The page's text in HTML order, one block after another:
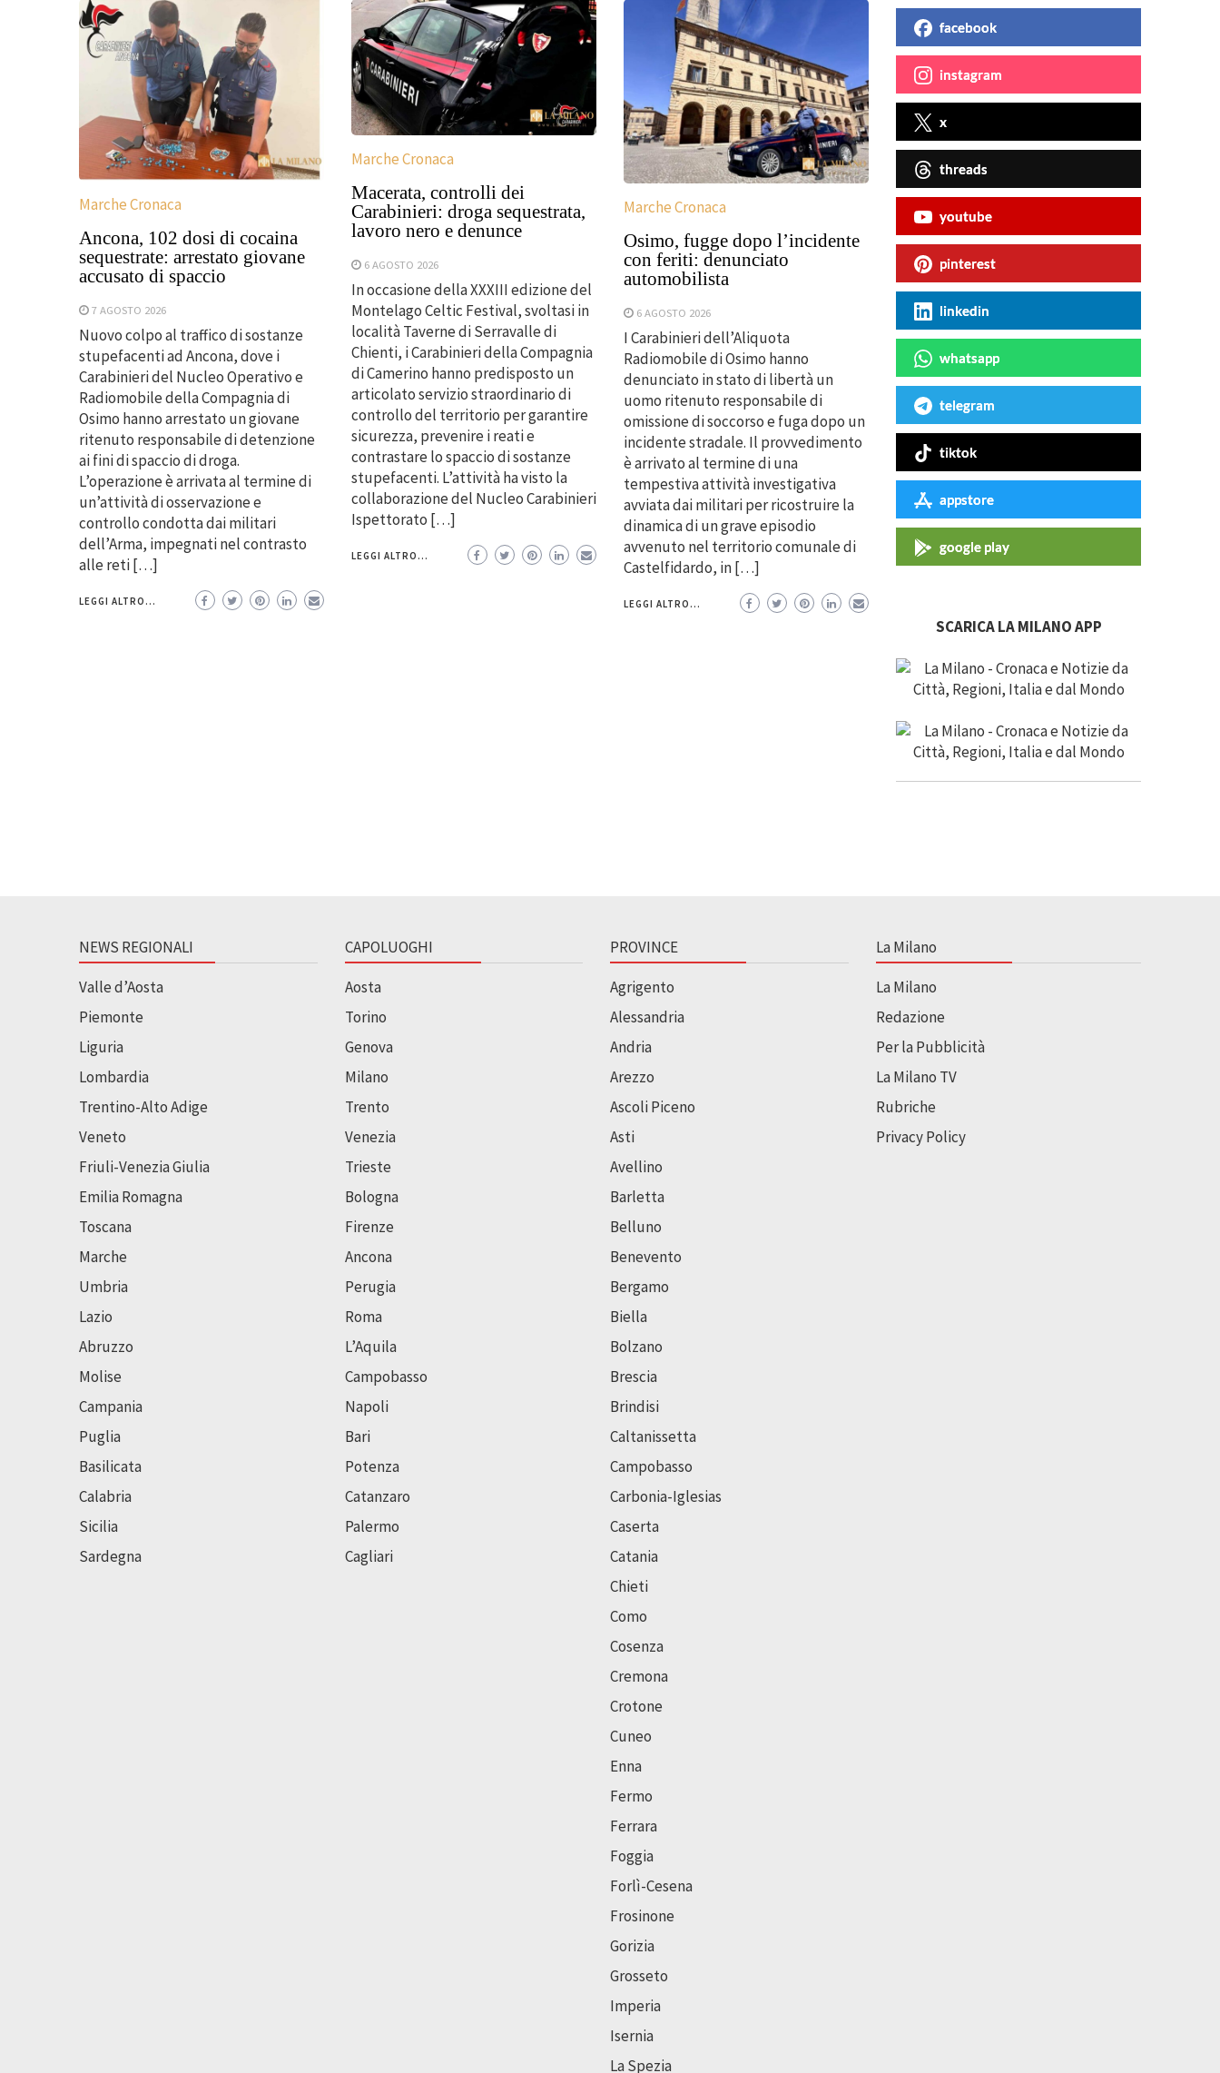
Marche Cronaca
Ancona, 102 dosi di cocaina
sequestrate: arrestato giovane
accusato di spaccio
7 AGOSTO 2026
Nuovo colpo al traffico di sostanze
stupefacenti ad Ancona, dove i
Carabinieri del Nucleo Operativo e
Radiomobile della Compagnia di
Osimo hanno arrestato un giovane
ritenuto responsabile di detenzione
ai fini di spaccio di droga.
L’operazione è arrivata al termine di
un’attività di osservazione e
controllo condotta dai militari
dell’Arma, impegnati nel contrasto
alle reti […]
LEGGI ALTRO...
Marche Cronaca
Macerata, controlli dei
Carabinieri: droga sequestrata,
lavoro nero e denunce
6 AGOSTO 2026
In occasione della XXXIII edizione del
Montelago Celtic Festival, svoltasi in
località Taverne di Serravalle di
Chienti, i Carabinieri della Compagnia
di Camerino hanno predisposto un
articolato servizio straordinario di
controllo del territorio per garantire
sicurezza, prevenire i reati e
contrastare lo spaccio di sostanze
stupefacenti. L’attività ha visto la
collaborazione del Nucleo Carabinieri
Ispettorato […]
LEGGI ALTRO...
Marche Cronaca
Osimo, fugge dopo l’incidente
con feriti: denunciato
automobilista
6 AGOSTO 2026
I Carabinieri dell’Aliquota
Radiomobile di Osimo hanno
denunciato in stato di libertà un
uomo ritenuto responsabile di
omissione di soccorso e fuga dopo un
incidente stradale. Il provvedimento
è arrivato al termine di una
tempestiva attività investigativa
avviata dai militari per ricostruire la
dinamica di un grave episodio
avvenuto nel territorio comunale di
Castelfidardo, in […]
LEGGI ALTRO...
facebook
instagram
x
threads
youtube
pinterest
linkedin
whatsapp
telegram
tiktok
appstore
google play
SCARICA LA MILANO APP
NEWS REGIONALI
Valle d’Aosta
Piemonte
Liguria
Lombardia
Trentino-Alto Adige
Veneto
Friuli-Venezia Giulia
Emilia Romagna
Toscana
Marche
Umbria
Lazio
Abruzzo
Molise
Campania
Puglia
Basilicata
Calabria
Sicilia
Sardegna
CAPOLUOGHI
Aosta
Torino
Genova
Milano
Trento
Venezia
Trieste
Bologna
Firenze
Ancona
Perugia
Roma
L’Aquila
Campobasso
Napoli
Bari
Potenza
Catanzaro
Palermo
Cagliari
PROVINCE
Agrigento
Alessandria
Andria
Arezzo
Ascoli Piceno
Asti
Avellino
Barletta
Belluno
Benevento
Bergamo
Biella
Bolzano
Brescia
Brindisi
Caltanissetta
Campobasso
Carbonia-Iglesias
Caserta
Catania
Chieti
Como
Cosenza
Cremona
Crotone
Cuneo
Enna
Fermo
Ferrara
Foggia
Forlì-Cesena
Frosinone
Gorizia
Grosseto
Imperia
Isernia
La Spezia
La Milano
La Milano
Redazione
Per la Pubblicità
La Milano TV
Rubriche
Privacy Policy